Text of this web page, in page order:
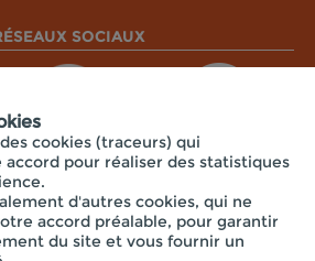
SOCIAUX
cookies (traceurs) qui
pour réaliser des statistiques
d'autres cookies, qui ne
accord préalable, pour garantir
du site et vous fournir un